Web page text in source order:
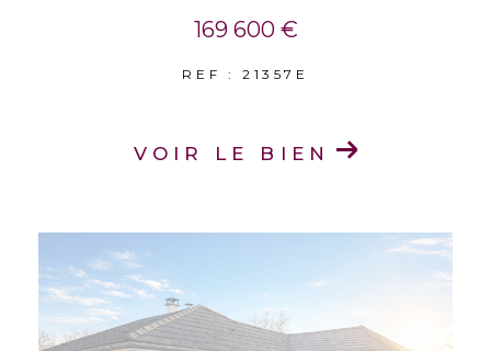
169 600 €
REF : 21357E
VOIR LE BIEN